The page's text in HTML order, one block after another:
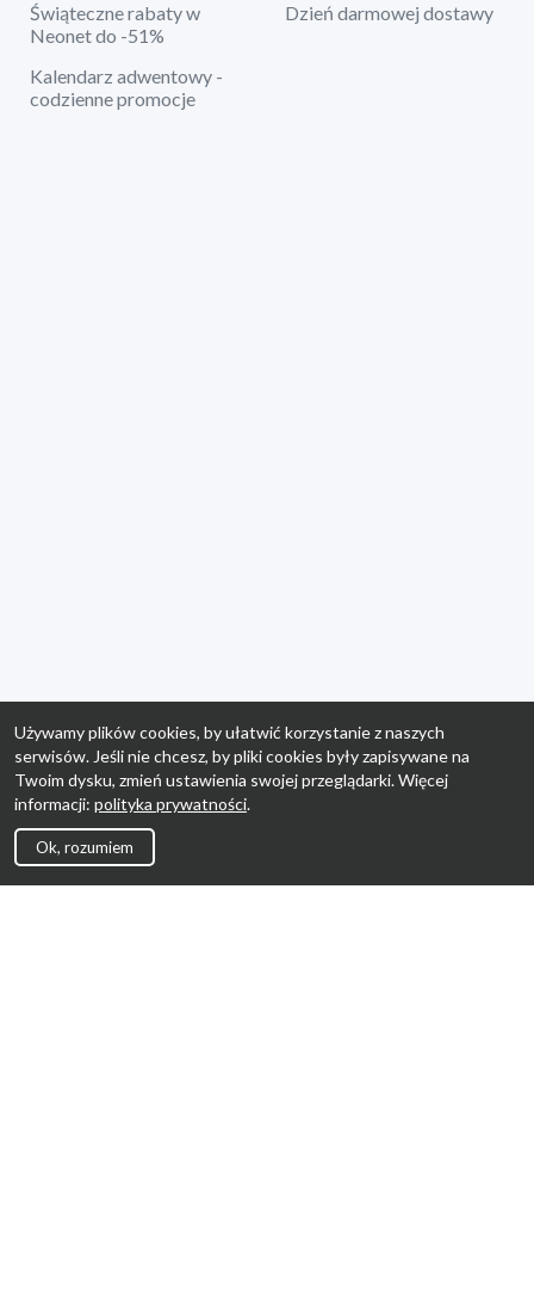
Świąteczne rabaty w
Neonet do -51%
Dzień darmowej dostawy
Kalendarz adwentowy -
codzienne promocje
Używamy plików cookies, by ułatwić korzystanie z naszych
serwisów. Jeśli nie chcesz, by pliki cookies były zapisywane na
Twoim dysku, zmień ustawienia swojej przeglądarki. Więcej
informacji: polityka prywatności.
Ok, rozumiem